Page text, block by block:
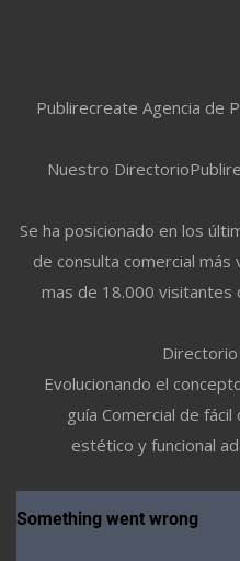
Publirecreate Agencia de
Nuestro
Se ha posicionado en los
de consulta comercial
mas de 18.000 visitantes
Directorio
Evolucionando el
guía Comercial de
estético y funcional